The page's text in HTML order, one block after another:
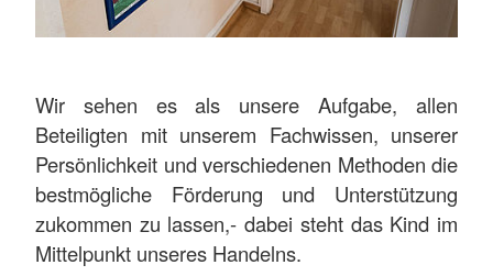
Wir sehen es als unsere Aufgabe, allen
Beteiligten mit unserem Fachwissen, unserer
Persönlichkeit und verschiedenen Methoden die
bestmögliche Förderung und Unterstützung
zukommen zu lassen,- dabei steht das Kind im
Mittelpunkt unseres Handelns.